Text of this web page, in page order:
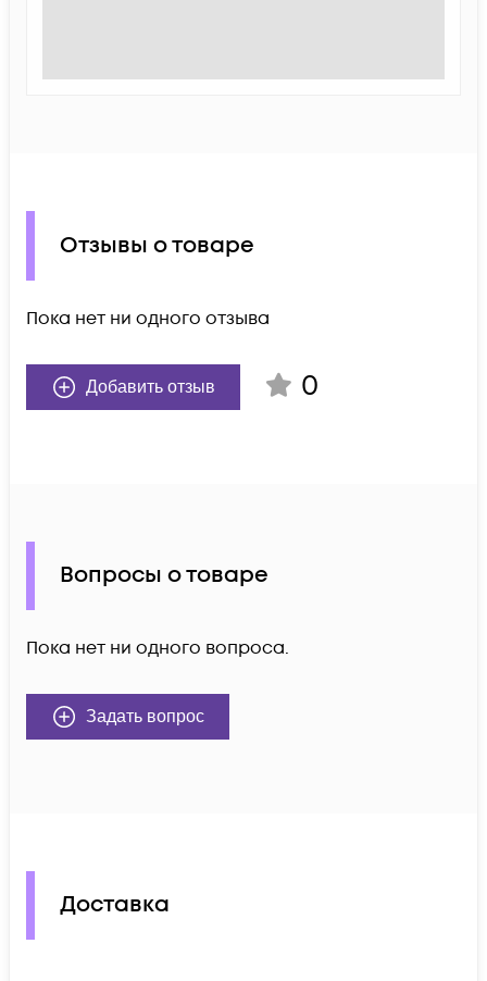
Отзывы о товаре
Пока нет ни одного отзыва
Добавить отзыв 0
Вопросы о товаре
Пока нет ни одного вопроса.
Задать вопрос
Доставка